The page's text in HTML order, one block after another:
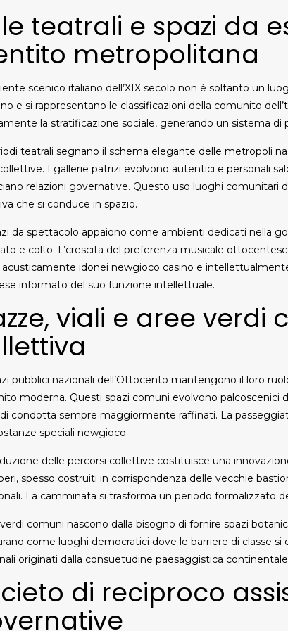
teatrali e spazi da
metropolitana
scenico italiano dell’XIX secolo non è soltanto un
e si rappresentano le classificazioni della comunito
la stratificazione sociale, generando un sistema
teatrali segnano il schema elegante delle metropoli
I gallerie patrizi evolvono autentici e personali
relazioni governative. Questo uso luoghi
che si conduce in spazio.
da spettacolo appaiono come ambienti dedicati nella
e colto. L’crescita del preferenza musicale
idonei newgioco casino e
informato del suo funzione intellettuale.
viali e aree
pubblici nazionali dell’Ottocento mantengono il loro
moderna. Questi spazi comuni evolvono palcoscenici
condotta sempre maggiormente raffinati. La
speciali newgioco.
delle percorsi collettive costituisce una
spesso costruiti in corrispondenza delle vecchie
La camminata si trasforma un periodo formalizzato
comuni nascono dalla bisogno di fornire spazi
come luoghi democratici dove le barriere di classe
originati dalla consuetudine paesaggistica
di reciproco